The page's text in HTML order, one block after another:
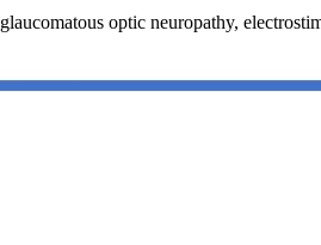
glaucomatous optic neuropathy,